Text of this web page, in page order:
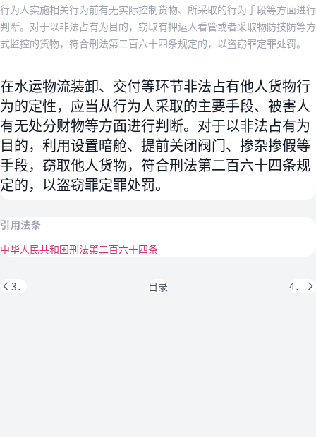
行为人实施相关行为前有无实际控制货物、所采取的行为手段等方面进行
判断。对于以非法占有为目的，窃取有押运人看管或者采取物防技防等方
式监控的货物，符合刑法第二百六十四条规定的，以盗窃罪定罪处罚。
在水运物流装卸、交付等环节非法占有他人货物行
为的定性，应当从行为人采取的主要手段、被害人
有无处分财物等方面进行判断。对于以非法占有为
目的，利用设置暗舱、提前关闭阀门、掺杂掺假等
手段，窃取他人货物，符合刑法第二百六十四条规
定的，以盗窃罪定罪处罚。
引用法条
中华人民共和国刑法第二百六十四条
3． 目录 4．